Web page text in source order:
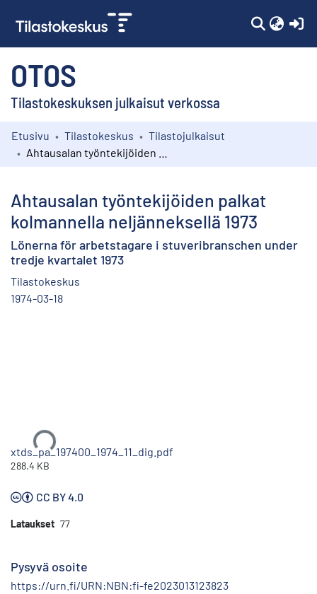
OTOS
Tilastokeskuksen julkaisut verkossa
Kokoelmat
Etusivu Tilastokeskus
Tilastojulkaisut
Ahtausalan työntekijöiden palkat
kolmannella neljänneksellä 1973
Lönerna för arbetstagare i stuveribranschen under
tredje kvartalet 1973
Tilastokeskus
1974-03-18
Ladataan...
xtds_pa_197400_1974_11_dig.pdf
288.4 KB
CC BY 4.0
Lataukset 77
Pysyvä osoite
https://urn.fi/URN:NBN:fi-fe2023013123823